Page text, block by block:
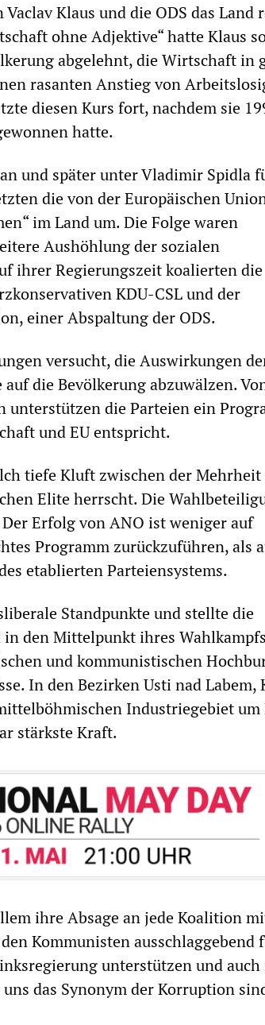
Klaus und die ODS das Land
ohne Adjektive“ hatte Klaus
abgelehnt, die Wirtschaft in
rasanten Anstieg von
diesen Kurs fort, nachdem sie
hatte.
und später unter Vladimir Spidla
die von der Europäischen
im Land um. Die Folge waren
Aushöhlung der sozialen
ihrer Regierungszeit koalierten die
KDU-CSL und der
einer Abspaltung der ODS.
versucht, die Auswirkungen
die Bevölkerung abzuwälzen.
unterstützen die Parteien ein
und EU entspricht.
tiefe Kluft zwischen der Mehrheit
Elite herrscht. Die
Erfolg von ANO ist weniger auf
Programm zurückzuführen, als
etablierten Parteiensystems.
Standpunkte und stellte die
den Mittelpunkt ihres
und kommunistischen
In den Bezirken Usti nad Labem,
Industriegebiet um
stärkste Kraft.
ihre Absage an jede Koalition
Kommunisten ausschlaggebend
unterstützen und
das Synonym der Korruption